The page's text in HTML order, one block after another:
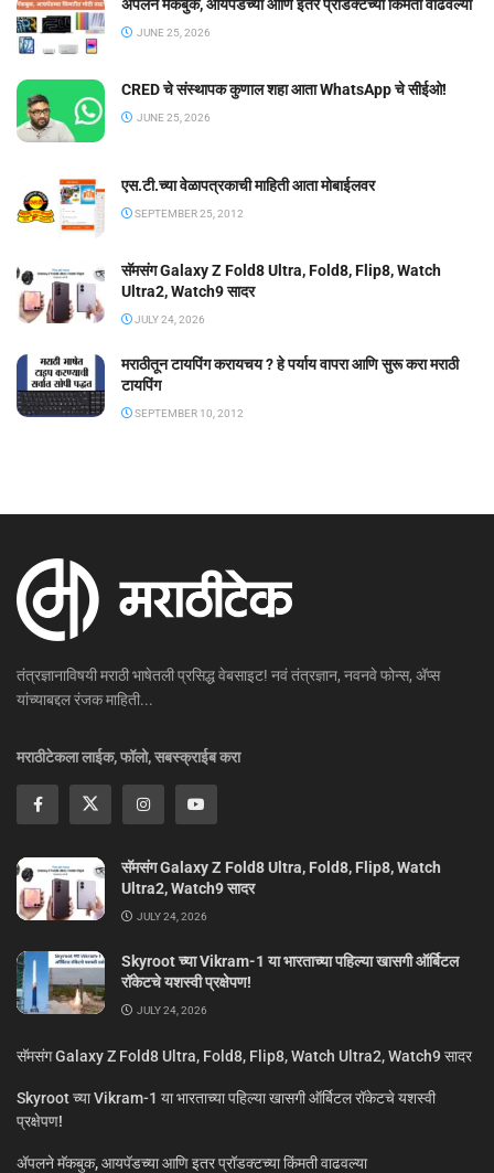
ॲपलने मॅकबुक, आयपॅडच्या आणि इतर प्रॉडक्टच्या किंमती वाढवल्या
JUNE 25, 2026
CRED चे संस्थापक कुणाल शहा आता WhatsApp चे सीईओ!
JUNE 25, 2026
एस.टी.च्या वेळापत्रकाची माहिती आता मोबाईलवर
SEPTEMBER 25, 2012
सॅमसंग Galaxy Z Fold8 Ultra, Fold8, Flip8, Watch
Ultra2, Watch9 सादर
JULY 24, 2026
मराठीतून टायपिंग करायचय ? हे पर्याय वापरा आणि सुरू करा मराठी
टायपिंग
SEPTEMBER 10, 2012
तंत्रज्ञानाविषयी मराठी भाषेतली प्रसिद्ध वेबसाइट! नवं तंत्रज्ञान, नवनवे फोन्स, ॲप्स
यांच्याबद्दल रंजक माहिती...
मराठीटेकला लाईक, फॉलो, सबस्क्राईब करा
सॅमसंग Galaxy Z Fold8 Ultra, Fold8, Flip8, Watch
Ultra2, Watch9 सादर
JULY 24, 2026
Skyroot च्या Vikram-1 या भारताच्या पहिल्या खासगी ऑर्बिटल
रॉकेटचे यशस्वी प्रक्षेपण!
JULY 24, 2026
सॅमसंग Galaxy Z Fold8 Ultra, Fold8, Flip8, Watch Ultra2, Watch9 सादर
Skyroot च्या Vikram-1 या भारताच्या पहिल्या खासगी ऑर्बिटल रॉकेटचे यशस्वी
प्रक्षेपण!
ॲपलने मॅकबुक, आयपॅडच्या आणि इतर प्रॉडक्टच्या किंमती वाढवल्या